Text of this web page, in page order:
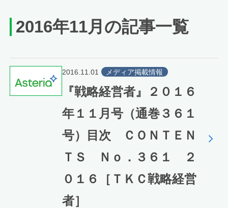
2016年11月の記事一覧
2016.11.01 メディア掲載情報
『戦略経営者』２０１６
年１１月号（通巻３６１
号）目次 ＣＯＮＴＥＮ
ＴＳ Ｎｏ．３６１ ２
０１６［ＴＫＣ戦略経営
者］